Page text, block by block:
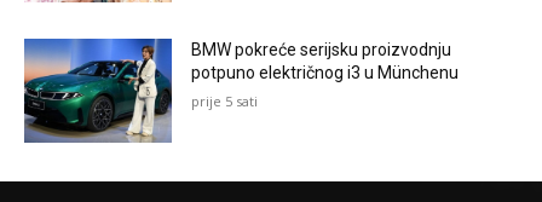
BMW pokreće serijsku proizvodnju
potpuno električnog i3 u Münchenu
prije 5 sati